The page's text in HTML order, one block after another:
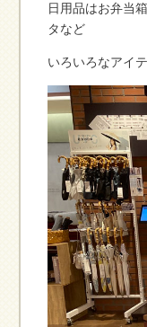
日用品はお弁当
タなど
いろいろなアイ